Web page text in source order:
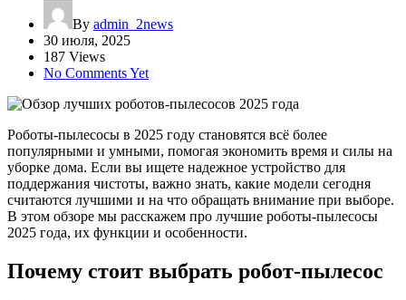
By admin_2news
30 июля, 2025
187 Views
No Comments Yet
Роботы-пылесосы в 2025 году становятся всё более
популярными и умными, помогая экономить время и силы на
уборке дома. Если вы ищете надежное устройство для
поддержания чистоты, важно знать, какие модели сегодня
считаются лучшими и на что обращать внимание при выборе.
В этом обзоре мы расскажем про лучшие роботы-пылесосы
2025 года, их функции и особенности.
Почему стоит выбрать робот-пылесос